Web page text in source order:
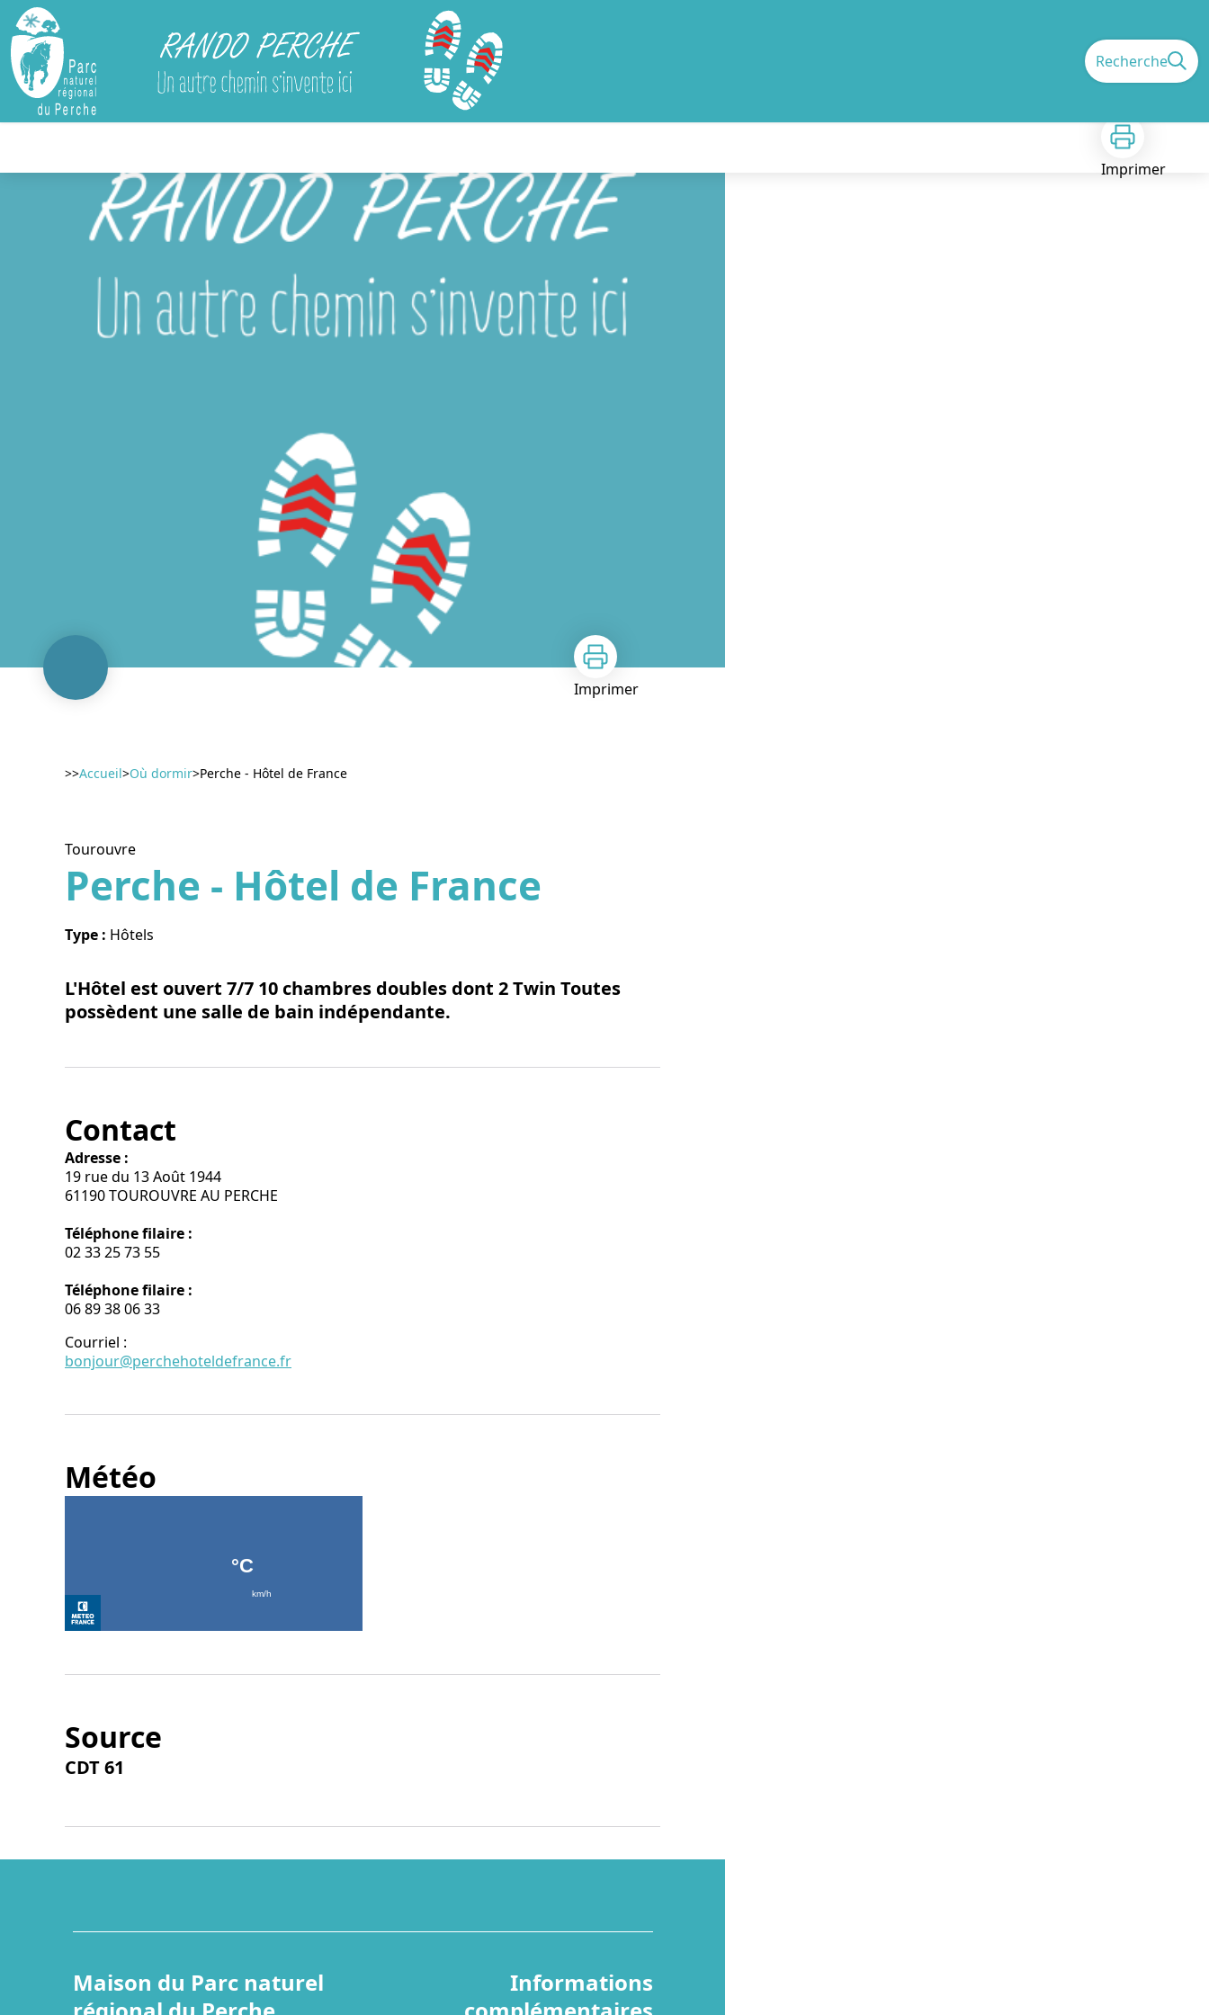
Rando Perche Recherche
Imprimer
Imprimer
>>Accueil>Où dormir>Perche - Hôtel de France
Tourouvre
Perche - Hôtel de France
Type : Hôtels
L'Hôtel est ouvert 7/7 10 chambres doubles dont 2 Twin Toutes
possèdent une salle de bain indépendante.
Contact
Adresse :
19 rue du 13 Août 1944
61190 TOUROUVRE AU PERCHE
Téléphone filaire :
02 33 25 73 55
Téléphone filaire :
06 89 38 06 33
Courriel :
bonjour@perchehoteldefrance.fr
Météo
Source
CDT 61
Maison du Parc naturel
Informations